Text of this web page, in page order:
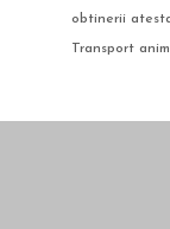
obtinerii
Transport